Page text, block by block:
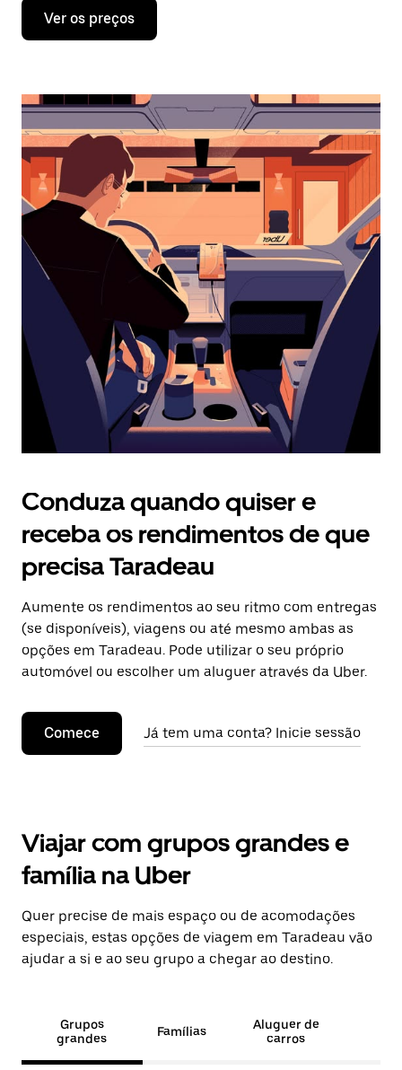
Prima
tecla
interagir
o
calendário
selecionar
uma
data.
Prima
o
botão
o
calendário.
Ver os preços
Conduza quando quiser e
receba os rendimentos de que
precisa Taradeau
Aumente os rendimentos ao seu ritmo com entregas
(se disponíveis), viagens ou até mesmo ambas as
opções em Taradeau. Pode utilizar o seu próprio
automóvel ou escolher um aluguer através da Uber.
Comece Já tem uma conta? Inicie sessão
Viajar com grupos grandes e
família na Uber
Quer precise de mais espaço ou de acomodações
especiais, estas opções de viagem em Taradeau vão
ajudar a si e ao seu grupo a chegar ao destino.
Grupos
grandes
Famílias
Aluguer de
carros